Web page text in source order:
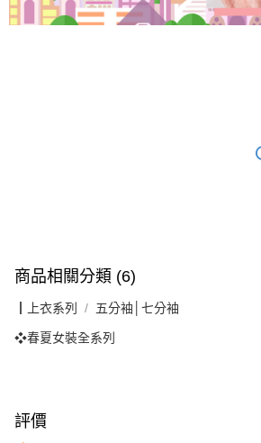
商品相關分類 (6)
┃上衣系列 五分袖│七分袖
❖春夏女裝全系列
評價